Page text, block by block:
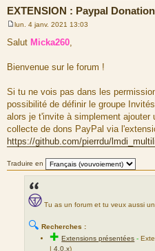
EXTENSION : Paypal
e
s
g
lun. 4 janv. 2021 13:03
Salut Micka260
Bienvenue sur le forum !
Si tu ne vois pas dans les
possibilité de définir le groupe
alors je t'invite à simplement ajouter
collecte de dons PayPal via
https://github.com/pierrdu/
Traduire en
Tu as un forum et tu veux aussi
🔍 Recherches :
✚Extensions présentées -
|4.0.x)